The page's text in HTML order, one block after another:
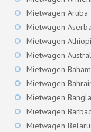
Mietwagen Aruba
Mietwagen
Mietwagen
Mietwagen
Mietwagen
Mietwagen
Mietwagen
Mietwagen
Mietwagen